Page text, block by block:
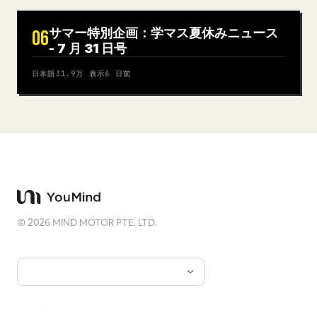
06サマー特別企画：学マス夏休みニュース
- 7 月 31 日号
日本語31.9万 表示6 日前
©2026 MIND MOTOR PTE. LTD.